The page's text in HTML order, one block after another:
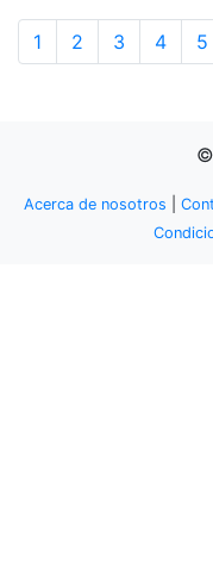
1 2 3 4 5
Acerca de nosotros